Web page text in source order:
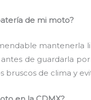
de mi moto?
mantenerla
de guardarla
de clima y